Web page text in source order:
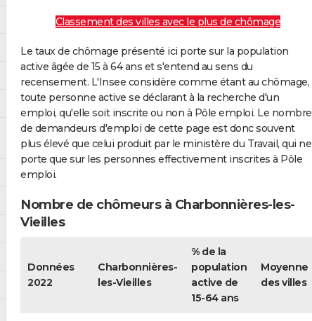
Classement des villes avec le plus de chômage
Le taux de chômage présenté ici porte sur la population
active âgée de 15 à 64 ans et s'entend au sens du
recensement. L'Insee considère comme étant au chômage,
toute personne active se déclarant à la recherche d'un
emploi, qu'elle soit inscrite ou non à Pôle emploi. Le nombre
de demandeurs d'emploi de cette page est donc souvent
plus élevé que celui produit par le ministère du Travail, qui ne
porte que sur les personnes effectivement inscrites à Pôle
emploi.
Nombre de chômeurs à Charbonnières-les-
Vieilles
Données
2022
Charbonnières-
les-Vieilles
% de la
population
active de
15-64 ans
Moyenne
des villes